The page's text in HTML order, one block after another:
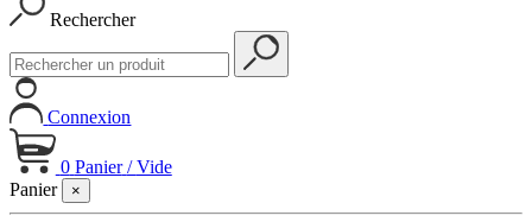
Rechercher
Connexion
0 Panier /Vide
Panier
×